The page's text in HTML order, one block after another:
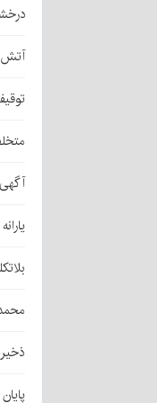
توقیف ۷ تن چوب قاچاق تاغ
آگهی
ذخیره
پایان